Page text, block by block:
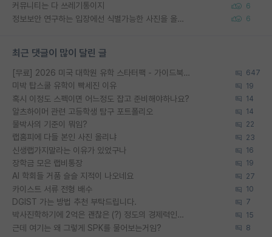
커뮤니티는 다 쓰레기통이지 6
정보보안 연구하는 입장에선 식별가능한 사진을 올리는건 비추이긴함 6
최근 댓글이 많이 달린 글
[무료] 2026 미국 대학원 유학 스타터팩 - 가이드북 & 합격자 컨택메일 템플릿 647
미박 탑스쿨 유학이 빡세진 이유 19
혹시 이정도 스펙이면 어느정도 잡고 준비해야하나요? 14
알츠하이머 관련 고등학생 탐구 포트폴리오 14
물박사의 기준이 뭐임? 22
랩홈피에 다들 본인 사진 올리냐 23
신생랩가지말라는 이유가 있었구나 16
장학금 모은 랩비통장 19
AI 학회들 거품 슬슬 지적이 나오네요 27
카이스트 서류 전형 배수 10
DGIST 가는 방법 추천 부탁드립니다. 7
박사진학하기에 2억은 괜찮은 (?) 정도의 경제력인가요 15
근데 여기는 왜 그렇게 SPK를 물어보는거임? 8